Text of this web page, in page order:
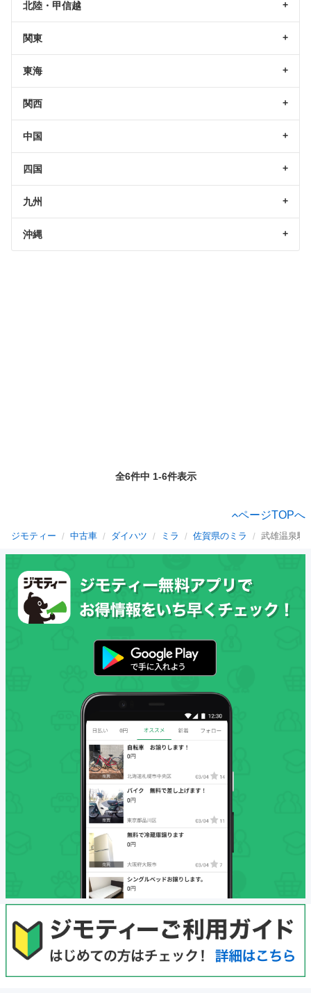
北陸・甲信越
関東
東海
関西
中国
四国
九州
沖縄
全6件中 1-6件表示
ページTOPへ
ジモティー 中古車 ダイハツ ミラ 佐賀県のミラ 武雄温泉駅